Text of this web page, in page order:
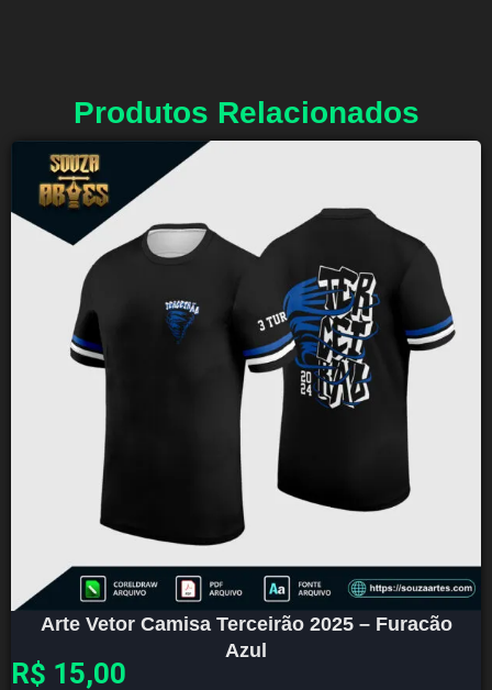
Produtos Relacionados
Arte Vetor Camisa Terceirão 2025 – Furacão
Azul
R$ 15,00